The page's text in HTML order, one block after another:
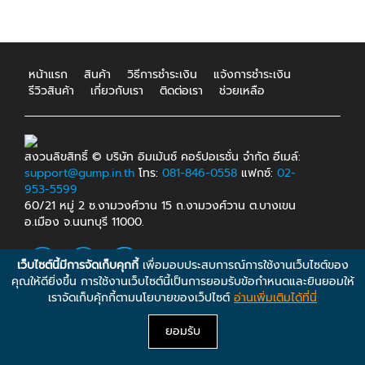
หน้าแรก สินค้า วิธีการชำระเงิน
แจ้งการชำระเงิน
รีวิวสินค้า
เกี่ยวกับเรา ติดต่อเรา ช่วยเหลือ
สงวนลิขสิทธิ์ © บริษัท อิมเม้นซ์ คอร์ปอเรชั่น จำกัด อีเมล์:
support@gump.in.th โทร: 081-846-0558 แฟกซ์: 02-
953-5599
60/21 หมู่ 2 ซ.งามวงศ์วาน 15 ถ.งามวงศ์วาน ต.บางเขน
อ.เมือง จ.นนทบุรี 11000.
เว็บไซต์นี้มีการจัดเก็บคุกกี้เพื่อมอบประสบการณ์การใช้งานเว็บไซต์ของ
คุณให้ดียิ่งขึ้น การใช้งานเว็บไซต์นี้เป็นการยอมรับข้อกำหนดและยินยอมให้
เราจัดเก็บคุ้กกี้ตามนโยบายของเว็ปไซต์ อ่านเพิ่มเติมได้ที่นี่
ยอมรับ